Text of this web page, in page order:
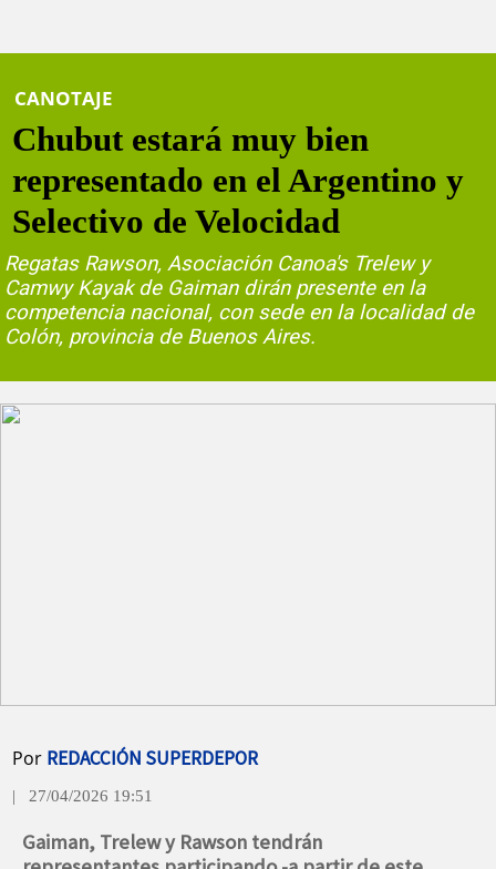
CANOTAJE
Chubut estará muy bien
representado en el Argentino y
Selectivo de Velocidad
Regatas Rawson, Asociación Canoa's Trelew y
Camwy Kayak de Gaiman dirán presente en la
competencia nacional, con sede en la localidad de
Colón, provincia de Buenos Aires.
Por REDACCIÓN SUPERDEPOR
| 27/04/2026 19:51
Gaiman, Trelew y Rawson tendrán